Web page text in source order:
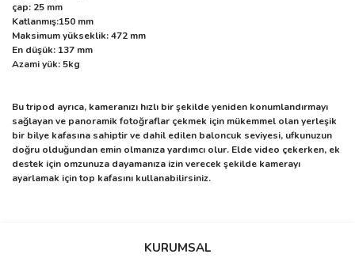
çap: 25 mm
Katlanmış:150 mm
Maksimum yükseklik: 472 mm
En düşük: 137 mm
Azami yük: 5kg
Bu tripod ayrıca, kameranızı hızlı bir şekilde yeniden konumlandırmayı
sağlayan ve panoramik fotoğraflar çekmek için mükemmel olan yerleşik
bir bilye kafasına sahiptir ve dahil edilen baloncuk seviyesi, ufkunuzun
doğru olduğundan emin olmanıza yardımcı olur. Elde video çekerken, ek
destek için omzunuza dayamanıza izin verecek şekilde kamerayı
ayarlamak için top kafasını kullanabilirsiniz.
Bu ürüne ilk yorumu siz yapın!
KURUMSAL